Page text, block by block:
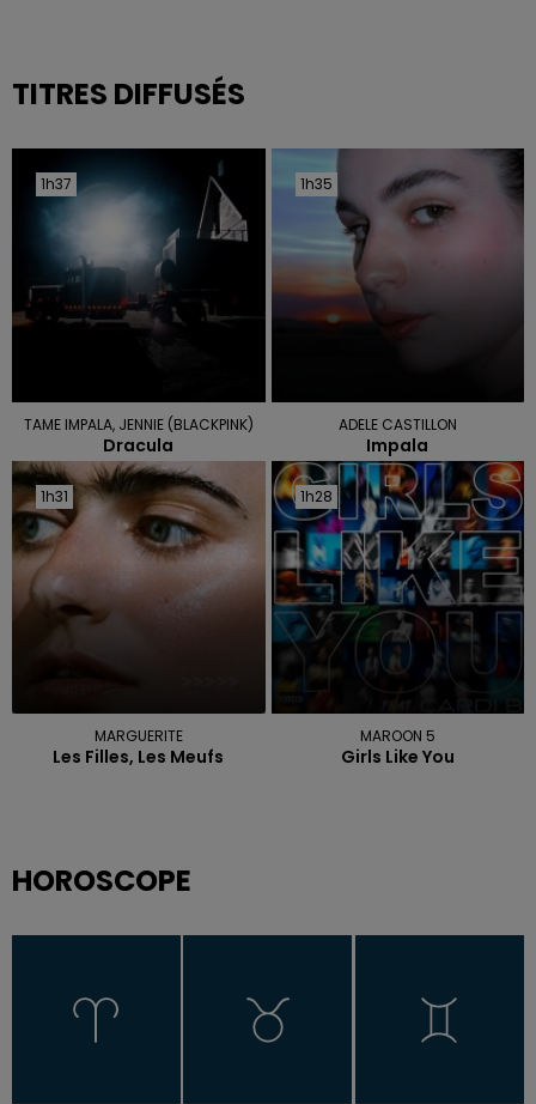
TITRES DIFFUSÉS
1h37
1h37
TAME IMPALA, JENNIE (BLACKPINK)
Dracula
1h35
1h35
ADELE CASTILLON
Impala
1h31
1h31
MARGUERITE
Les Filles, Les Meufs
1h28
1h28
MAROON 5
Girls Like You
HOROSCOPE